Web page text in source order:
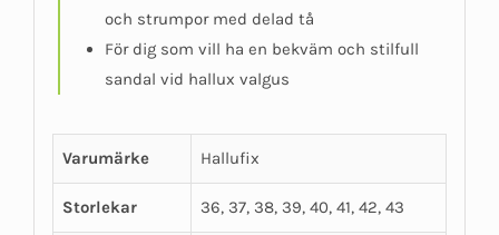
och strumpor med delad tå
För dig som vill ha en bekväm och stilfull
sandal vid hallux valgus
Varumärke Hallufix
Storlekar 36, 37, 38, 39, 40, 41, 42, 43